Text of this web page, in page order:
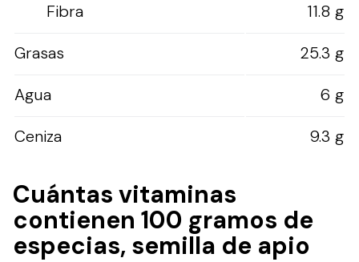
Fibra
11.8 g
Grasas
25.3 g
Agua
6 g
Ceniza
9.3 g
Cuántas vitaminas
contienen 100 gramos de
especias, semilla de apio